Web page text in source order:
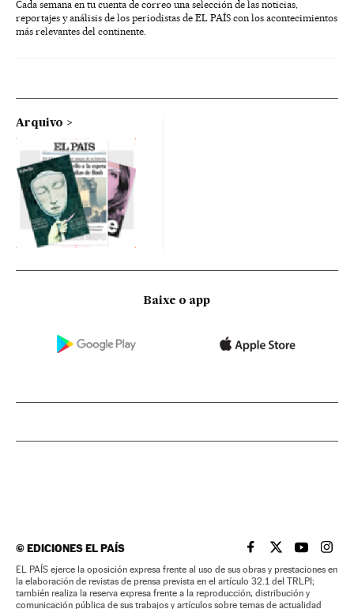
Cada semana en tu cuenta de correo una selección de las noticias,
reportajes y análisis de los periodistas de EL PAÍS con los acontecimientos
más relevantes del continente.
Arquivo
Baixe o app
©EDICIONES EL PAÍS EL PAÍS BRASIL EN
EL PAÍSEL PAÍS
EL
EL PAÍS ejerce la oposición expresa frente al uso de sus obras y prestaciones en
la elaboración de revistas de prensa prevista en el artículo 32.1 del TRLPI;
también realiza la reserva expresa frente a la reproducción, distribución y
comunicación pública de sus trabajos y artículos sobre temas de actualidad